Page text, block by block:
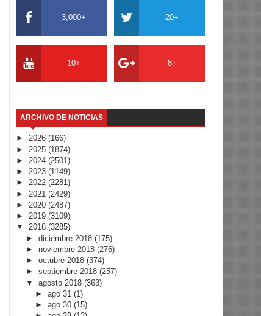
3,000+ 20+
10+ 8+
ARCHIVO DE NOTICIAS
► 2026 (166)
► 2025 (1874)
► 2024 (2501)
► 2023 (1149)
► 2022 (2281)
► 2021 (2429)
► 2020 (2487)
► 2019 (3109)
▼ 2018 (3285)
► diciembre 2018 (175)
► noviembre 2018 (276)
► octubre 2018 (374)
► septiembre 2018 (257)
▼ agosto 2018 (363)
►ago 31(1)
►ago 30(15)